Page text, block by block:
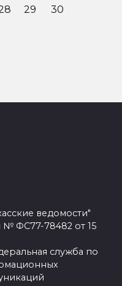
29
30
ведомости"
ФС77-78482 от 15
служба по